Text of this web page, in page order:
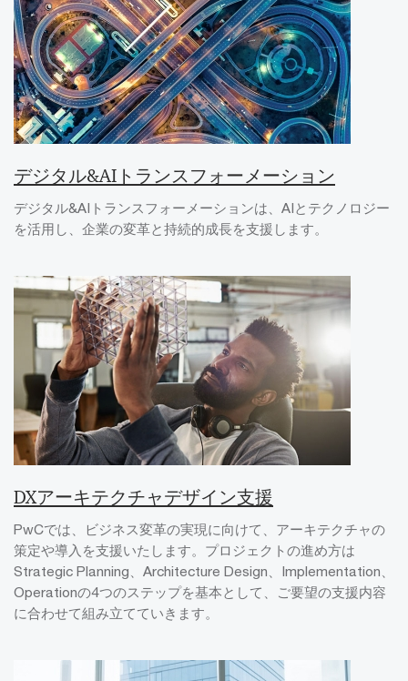
デジタル&AIトランスフォーメーション
デジタル&AIトランスフォーメーションは、AIとテクノロジー
を活用し、企業の変革と持続的成長を支援します。
DXアーキテクチャデザイン支援
PwCでは、ビジネス変革の実現に向けて、アーキテクチャの
策定や導入を支援いたします。プロジェクトの進め方は
Strategic Planning、Architecture Design、Implementation、
Operationの4つのステップを基本として、ご要望の支援内容
に合わせて組み立てていきます。